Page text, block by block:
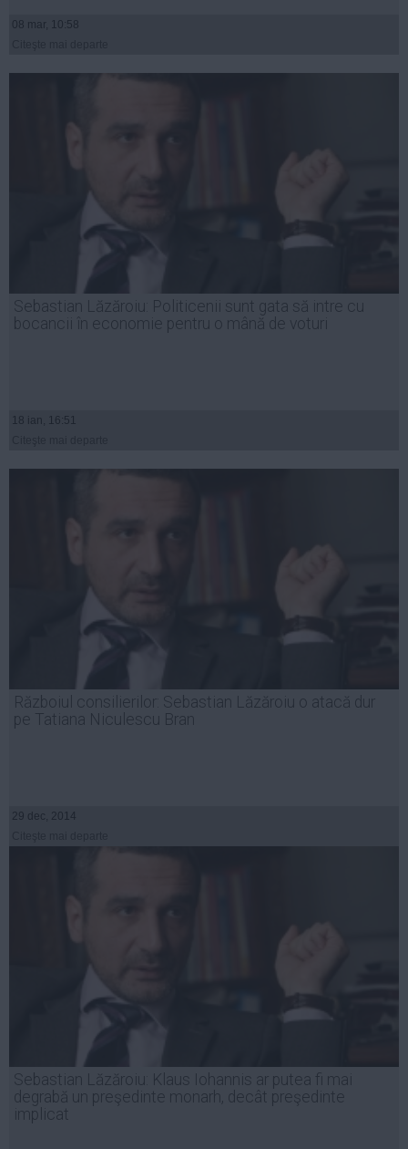
08 mar, 10:58
Sebastian Lăzăroiu: Politicenii sunt gata să intre cu
bocancii în economie pentru o mână de voturi
18 ian, 16:51
Războiul consilierilor: Sebastian Lăzăroiu o atacă dur
pe Tatiana Niculescu Bran
29 dec, 2014
Sebastian Lăzăroiu: Klaus Iohannis ar putea fi mai
degrabă un preşedinte monarh, decât preşedinte
implicat